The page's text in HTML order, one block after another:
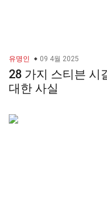
유명인 09 4월 2025
28 가지 스티븐 시
대한 사실